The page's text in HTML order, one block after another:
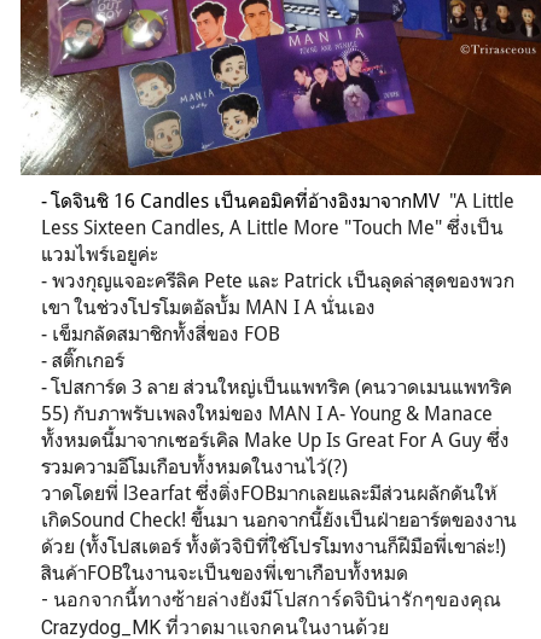
- โดจินชิ 16 Candles เป็นคอมิคที่อ้างอิงมาจากMV "A Little
Less Sixteen Candles, A Little More "Touch Me" ซึ่งเป็น
แวมไพร์เอยูค่ะ
- พวงกุญแจอะครีลิค Pete และ Patrick เป็นลุดล่าสุดของพวก
เขา ในช่วงโปรโมตอัลบั้ม MAN I A นั่นเอง
- เข็มกลัดสมาชิกทั้งสี่ของ FOB
- สติ๊กเกอร์
- โปสการ์ด 3 ลาย ส่วนใหญ่เป็นแพทริค (คนวาดเมนแพทริค
55) กับภาพรับเพลงใหม่ของ MAN I A- Young & Manace
ทั้งหมดนี้มาจากเซอร์เคิล Make Up Is Great For A Guy ซึ่ง
รวมความอีโมเกือบทั้งหมดในงานไว้(?)
วาดโดยพี่ l3earfat ซึ่งติ่งFOBมากเลยและมีส่วนผลักดันให้
เกิดSound Check! ขึ้นมา นอกจากนี้ยังเป็นฝ่ายอาร์ตของงาน
ด้วย (ทั้งโปสเตอร์ ทั้งตัวจิบิที่ใช้โปรโมทงานก็ฝีมือพี่เขาล่ะ!)
สินค้าFOBในงานจะเป็นของพี่เขาเกือบทั้งหมด
- นอกจากนี้ทางซ้ายล่างยังมีโปสการ์ดจิบิน่ารักๆของคุณ
Crazydog_MK ที่วาดมาแจกคนในงานด้วย